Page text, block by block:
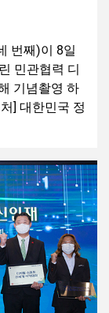
번째)이 8일
민관협력 디
기념촬영 하
] 대한민국 정